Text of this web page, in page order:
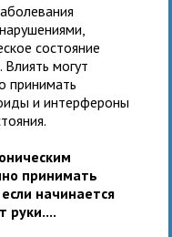
состояние
Влиять могут
принимать
и интерфероны
принимать
начинается
руки....